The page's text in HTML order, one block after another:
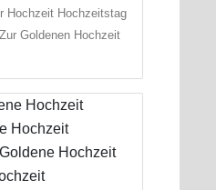
Hochzeit Hochzeitstag
Goldenen Hochzeit